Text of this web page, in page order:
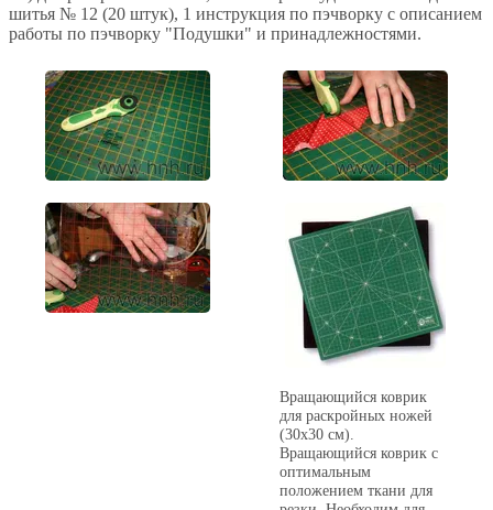
шитья № 12 (20 штук), 1 инструкция по пэчворку с описанием
работы по пэчворку "Подушки" и принадлежностями.
Вращающийся коврик
для раскройных ножей
(30х30 см).
Вращающийся коврик с
оптимальным
положением ткани для